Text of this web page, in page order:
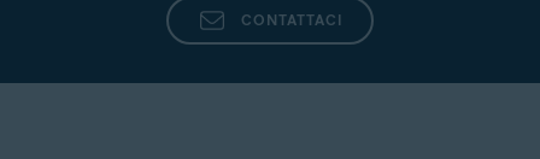
CONTATTACI